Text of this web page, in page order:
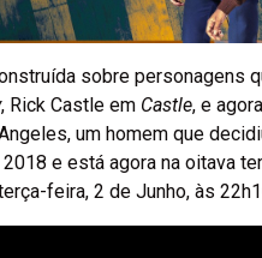
sobre personagens
, Rick Castle em Castle, e
um homem que
e está agora na oitava
feira, 2 de Junho, às